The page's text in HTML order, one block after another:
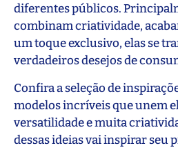
diferentes públicos.
combinam criatividade,
um toque exclusivo, elas se
verdadeiros desejos de
Confira a seleção de
modelos incríveis que unem
versatilidade e muita
dessas ideias vai inspirar seu